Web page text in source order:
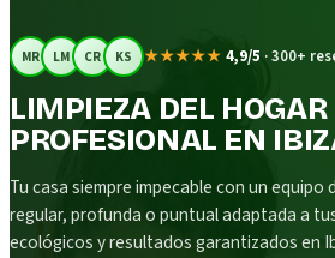
MR LM CR KS ★★★★★ 4,9/5 ·300+
LIMPIEZA DEL HOGAR
PROFESIONAL EN
Tu casa siempre impecable con un equipo
regular, profunda o puntual adaptada a
ecológicos y resultados garantizados en